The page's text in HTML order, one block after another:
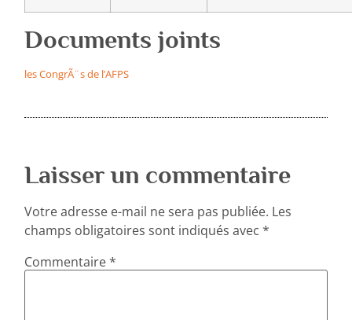
Documents joints
les CongrÃ¨s de l’AFPS
Laisser un commentaire
Votre adresse e-mail ne sera pas publiée. Les
champs obligatoires sont indiqués avec*
Commentaire*